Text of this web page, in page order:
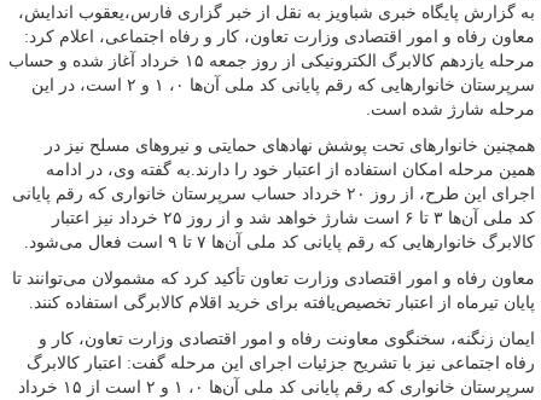
به گزارش پایگاه خبری شباویز به نقل از خبر گزاری فارس،یعقوب اندایش،
معاون رفاه و امور اقتصادی وزارت تعاون، کار و رفاه اجتماعی، اعلام کرد:
مرحله یازدهم کالابرگ الکترونیکی از روز جمعه ۱۵ خرداد آغاز شده و حساب
سرپرستان خانوارهایی که رقم پایانی کد ملی آن‌ها ۰، ۱ و ۲ است، در این
مرحله شارژ شده است.
همچنین خانوارهای تحت پوشش نهادهای حمایتی و نیروهای مسلح نیز در
همین مرحله امکان استفاده از اعتبار خود را دارند.به گفته وی، در ادامه
اجرای این طرح، از روز ۲۰ خرداد حساب سرپرستان خانواری که رقم پایانی
کد ملی آن‌ها ۳ تا ۶ است شارژ خواهد شد و از روز ۲۵ خرداد نیز اعتبار
کالابرگ خانوارهایی که رقم پایانی کد ملی آن‌ها ۷ تا ۹ است فعال می‌شود.
معاون رفاه و امور اقتصادی وزارت تعاون تأکید کرد که مشمولان می‌توانند تا
پایان تیرماه از اعتبار تخصیص‌یافته برای خرید اقلام کالابرگی استفاده کنند.
ایمان زنگنه، سخنگوی معاونت رفاه و امور اقتصادی وزارت تعاون، کار و
رفاه اجتماعی نیز با تشریح جزئیات اجرای این مرحله گفت: اعتبار کالابرگ
سرپرستان خانواری که رقم پایانی کد ملی آن‌ها ۰، ۱ و ۲ است از ۱۵ خرداد